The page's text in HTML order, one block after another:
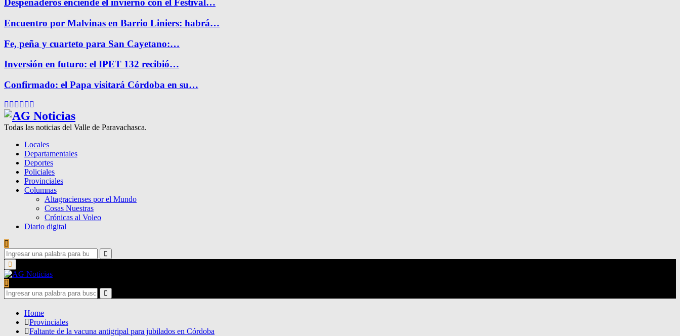
Despeñaderos enciende el invierno con el Festival…
Encuentro por Malvinas en Barrio Liniers: habrá…
Fe, peña y cuarteto para San Cayetano:…
Inversión en futuro: el IPET 132 recibió…
Confirmado: el Papa visitará Córdoba en su…
Facebook
Twitter
Instagram
Pinterest
Google
Todas las noticias del Valle de Paravachasca.
Locales
Departamentales
Deportes
Policiales
Provinciales
Columnas
Altagracienses por el Mundo
Cosas Nuestras
Crónicas al Voleo
Diario digital
Search
for:
Search
Primary
Menu
Search
for:
Search
Home
Provinciales
Faltante de la vacuna antigripal para jubilados en Córdoba